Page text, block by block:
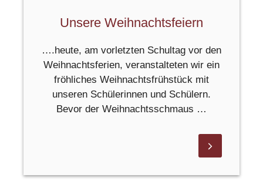
Unsere Weihnachtsfeiern
….heute, am vorletzten Schultag vor den
Weihnachtsferien, veranstalteten wir ein
fröhliches Weihnachtsfrühstück mit
unseren Schülerinnen und Schülern.
Bevor der Weihnachtsschmaus …